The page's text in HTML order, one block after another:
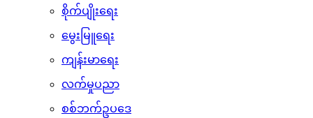
စိုက်ပျိုးရေး
မွေးမြူရေး
ကျန်းမာရေး
လက်မှုပညာ
စစ်ဘက်ဥပဒေ